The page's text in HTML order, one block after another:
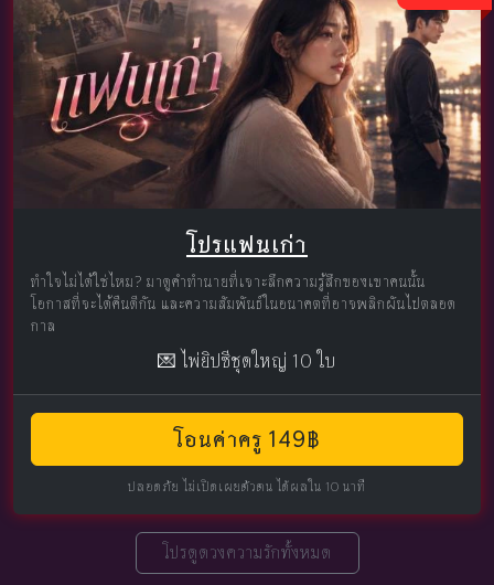
โปรแฟนเก่า
ทำใจไม่ได้ใช่ไหม? มาดูคำทำนายที่เจาะลึกความรู้สึกของเขาคนนั้น
โอกาสที่จะได้คืนดีกัน และความสัมพันธ์ในอนาคตที่อาจพลิกผันไปตลอด
กาล
💌 ไพ่ยิปซีชุดใหญ่ 10 ใบ
โอนค่าครู 149฿
ปลอดภัย ไม่เปิดเผยตัวตน ได้ผลใน 10 นาที
โปรดูดวงความรักทั้งหมด